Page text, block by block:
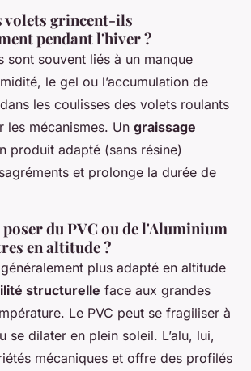
volets grincent-ils
pendant l'hiver ?
sont souvent liés à un manque
le gel ou l’accumulation de
les coulisses des volets roulants
les mécanismes. Un graissage
produit adapté (sans résine)
et prolonge la durée de
du PVC ou de l'Aluminium
en altitude ?
généralement plus adapté en altitude
structurelle face aux grandes
Le PVC peut se fragiliser à
se dilater en plein soleil. L’alu, lui,
mécaniques et offre des profilés